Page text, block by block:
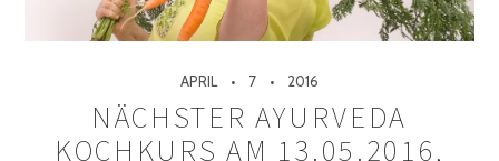
APRIL 7 2016
NÄCHSTER AYURVEDA
KOCHKURS AM 13.05.2016,